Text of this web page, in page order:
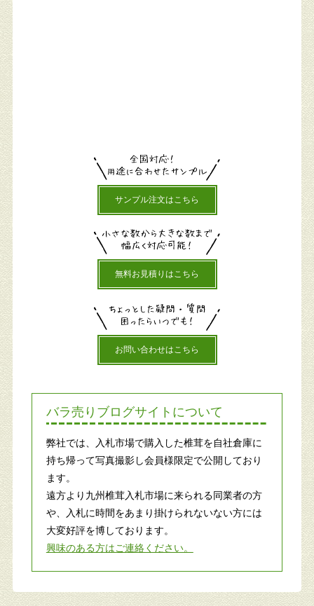
サンプル注文はこちら
無料お見積りはこちら
お問い合わせはこちら
バラ売りブログサイトについて
弊社では、入札市場で購入した椎茸を自社倉庫に
持ち帰って写真撮影し会員様限定で公開しており
ます。
遠方より九州椎茸入札市場に来られる同業者の方
や、入札に時間をあまり掛けられないない方には
大変好評を博しております。
興味のある方はご連絡ください。